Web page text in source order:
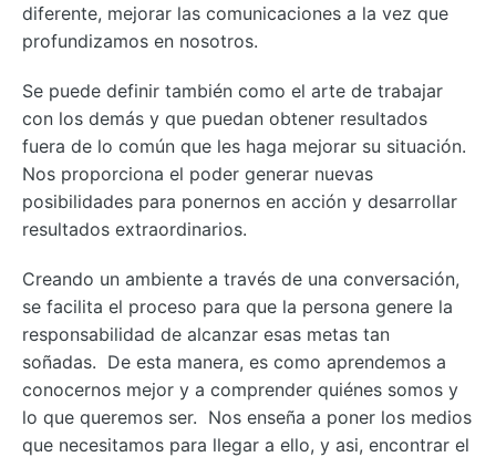
diferente, mejorar las comunicaciones a la vez que
profundizamos en nosotros.
Se puede definir también como el arte de trabajar
con los demás y que puedan obtener resultados
fuera de lo común que les haga mejorar su situación.
Nos proporciona el poder generar nuevas
posibilidades para ponernos en acción y desarrollar
resultados extraordinarios.
Creando un ambiente a través de una conversación,
se facilita el proceso para que la persona genere la
responsabilidad de alcanzar esas metas tan
soñadas. De esta manera, es como aprendemos a
conocernos mejor y a comprender quiénes somos y
lo que queremos ser. Nos enseña a poner los medios
que necesitamos para llegar a ello, y asi, encontrar el